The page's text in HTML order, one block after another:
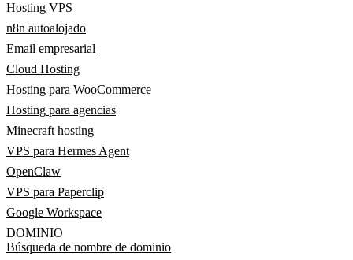
Hosting VPS
n8n autoalojado
Email empresarial
Cloud Hosting
Hosting para WooCommerce
Hosting para agencias
Minecraft hosting
VPS para Hermes Agent
OpenClaw
VPS para Paperclip
Google Workspace
DOMINIO
Búsqueda de nombre de dominio